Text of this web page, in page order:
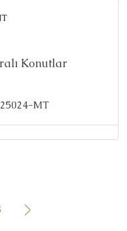
Konutlar
25024-MT